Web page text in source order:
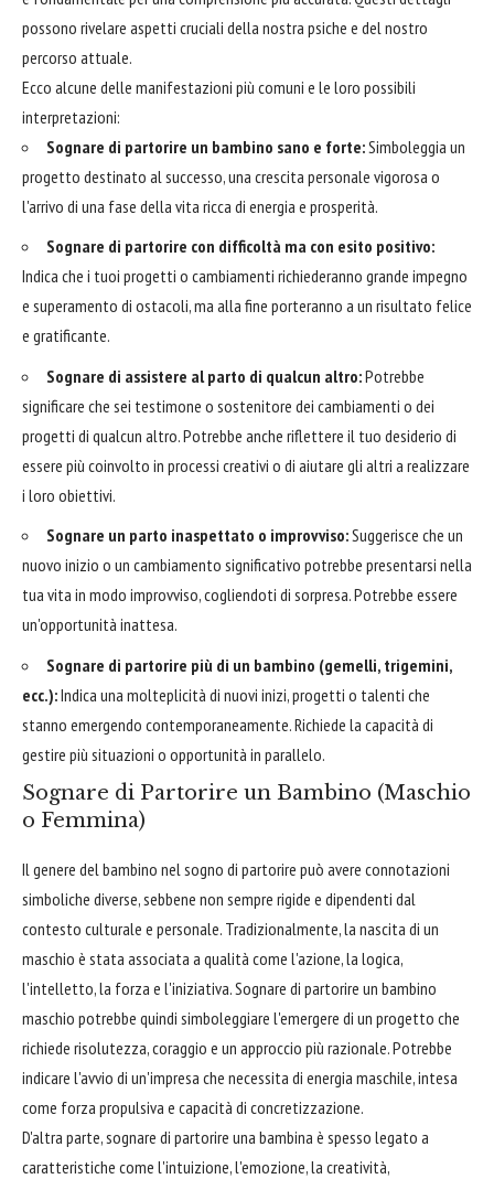
possono rivelare aspetti cruciali della nostra psiche e del nostro
percorso attuale.
Ecco alcune delle manifestazioni più comuni e le loro possibili
interpretazioni:
Sognare di partorire un bambino sano e forte:Simboleggia un
progetto destinato al successo, una crescita personale vigorosa o
l'arrivo di una fase della vita ricca di energia e prosperità.
Sognare di partorire con difficoltà ma con esito positivo:
Indica che i tuoi progetti o cambiamenti richiederanno grande impegno
e superamento di ostacoli, ma alla fine porteranno a un risultato felice
e gratificante.
Sognare di assistere al parto di qualcun altro:Potrebbe
significare che sei testimone o sostenitore dei cambiamenti o dei
progetti di qualcun altro. Potrebbe anche riflettere il tuo desiderio di
essere più coinvolto in processi creativi o di aiutare gli altri a realizzare
i loro obiettivi.
Sognare un parto inaspettato o improvviso:Suggerisce che un
nuovo inizio o un cambiamento significativo potrebbe presentarsi nella
tua vita in modo improvviso, cogliendoti di sorpresa. Potrebbe essere
un'opportunità inattesa.
Sognare di partorire più di un bambino (gemelli, trigemini,
ecc.):Indica una molteplicità di nuovi inizi, progetti o talenti che
stanno emergendo contemporaneamente. Richiede la capacità di
gestire più situazioni o opportunità in parallelo.
Sognare di Partorire un Bambino (Maschio
o Femmina)
Il genere del bambino nel sogno di partorire può avere connotazioni
simboliche diverse, sebbene non sempre rigide e dipendenti dal
contesto culturale e personale. Tradizionalmente, la nascita di un
maschio è stata associata a qualità come l'azione, la logica,
l'intelletto, la forza e l'iniziativa. Sognare di partorire un bambino
maschio potrebbe quindi simboleggiare l'emergere di un progetto che
richiede risolutezza, coraggio e un approccio più razionale. Potrebbe
indicare l'avvio di un'impresa che necessita di energia maschile, intesa
come forza propulsiva e capacità di concretizzazione.
D'altra parte, sognare di partorire una bambina è spesso legato a
caratteristiche come l'intuizione, l'emozione, la creatività,